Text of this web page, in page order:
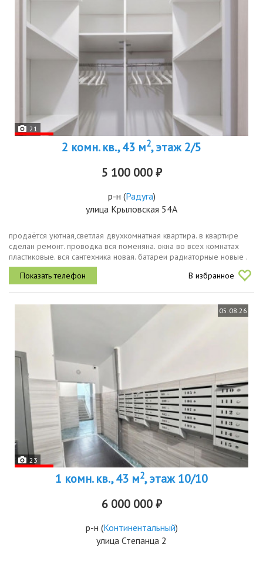
21
2 комн. кв., 43 м2, этаж 2/5
5 100 000 ₽
р-н (Радуга)
улица Крыловская 54А
продаётся уютная,светлая двухкомнатная квартира. в квартире
сделан ремонт. проводка вся поменяна. окна во всех комнатах
пластиковые. вся сантехника новая. батареи радиаторные новые .
натяжные потолки по всей квартире. в квартире остается
кухонный...
В избранное
05.08.26
23
1 комн. кв., 43 м2, этаж 10/10
6 000 000 ₽
р-н (Континентальный)
улица Степанца 2